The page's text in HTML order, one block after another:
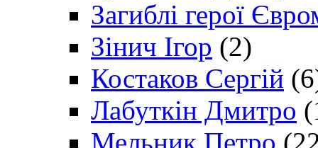
Загиблі герої
Зінич Ігор (2)
Костаков Сергій
Лабуткін Дмитро
Мельник Петро